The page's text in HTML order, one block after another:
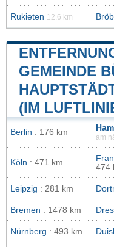
Rukieten 12.6 km
GEMEINDE
(IM
Berlin : 176 km
am
Köln : 471 km
474
Leipzig : 281 km
Bremen : 1478 km
Nürnberg : 493 km